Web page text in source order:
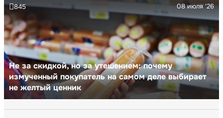
Не за скидкой, но за утешением: почему
измученный покупатель на самом деле выбирает
не желтый ценник
08 июля '26
845